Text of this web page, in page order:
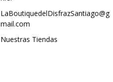
LaBoutiquedelDisfrazSantiago@g
mail.com
Nuestras Tiendas